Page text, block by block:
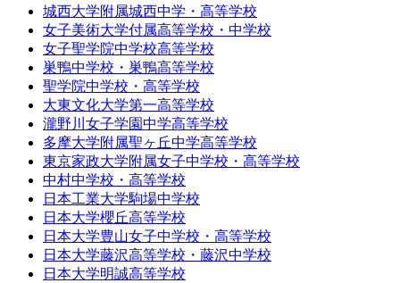
城西大学附属城西中学・高等学校
女子美術大学付属高等学校・中学校
女子聖学院中学校高等学校
巣鴨中学校・巣鴨高等学校
聖学院中学校・高等学校
大東文化大学第一高等学校
瀧野川女子学園中学高等学校
多摩大学附属聖ヶ丘中学高等学校
東京家政大学附属女子中学校・高等学校
中村中学校・高等学校
日本工業大学駒場中学校
日本大学櫻丘高等学校
日本大学豊山女子中学校・高等学校
日本大学藤沢高等学校・藤沢中学校
日本大学明誠高等学校